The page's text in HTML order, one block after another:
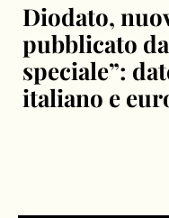
Diodato,
pubblicato
speciale”:
italiano e